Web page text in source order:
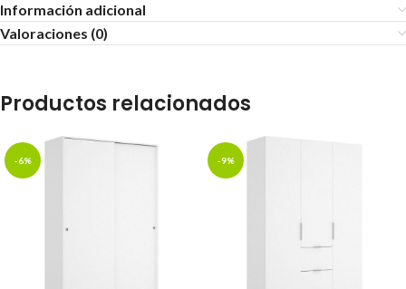
Información adicional
Valoraciones (0)
Productos relacionados
-6% -9%